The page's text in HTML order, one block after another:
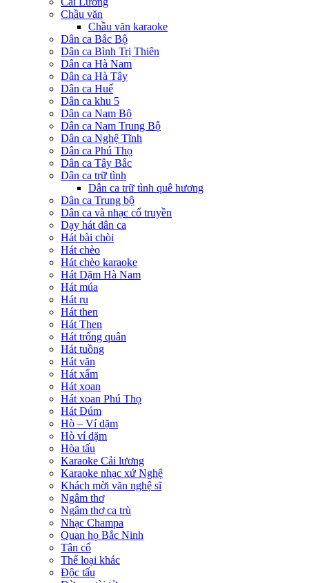
Chầu văn
Chầu văn karaoke
Dân ca Bắc Bộ
Dân ca Bình Trị Thiên
Dân ca Hà Nam
Dân ca Hà Tây
Dân ca Huế
Dân ca khu 5
Dân ca Nam Bộ
Dân ca Nam Trung Bộ
Dân ca Nghệ Tĩnh
Dân ca Phú Thọ
Dân ca Tây Bắc
Dân ca trữ tình
Dân ca trữ tình quê hương
Dân ca Trung bộ
Dân ca và nhạc cổ truyền
Dạy hát dân ca
Hát bài chòi
Hát chèo
Hát chèo karaoke
Hát Dặm Hà Nam
Hát múa
Hát ru
Hát then
Hát Then
Hát trống quân
Hát tuồng
Hát văn
Hát xẩm
Hát xoan
Hát xoan Phú Thọ
Hát Đúm
Hò – Ví dặm
Hò ví dặm
Hòa tấu
Karaoke Cải lương
Karaoke nhạc xứ Nghệ
Khách mời văn nghệ sĩ
Ngâm thơ
Ngâm thơ ca trù
Nhạc Champa
Quan họ Bắc Ninh
Tân cổ
Thể loại khác
Độc tấu